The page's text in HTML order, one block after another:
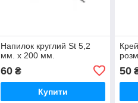
Напилок круглий St 5,2
мм. х 200 мм.
60₴
Купити
50